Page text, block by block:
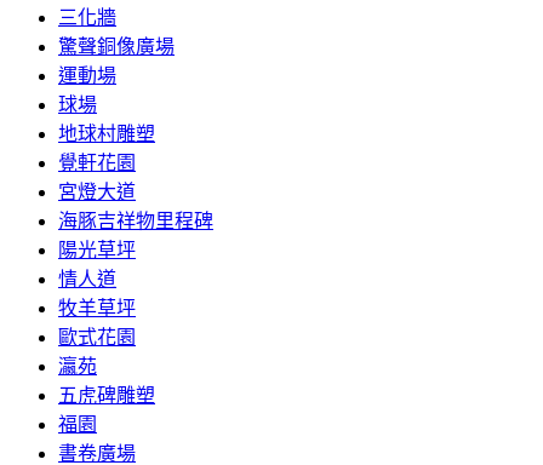
三化牆
驚聲銅像廣場
運動場
球場
地球村雕塑
覺軒花園
宮燈大道
海豚吉祥物里程碑
陽光草坪
情人道
牧羊草坪
歐式花園
瀛苑
五虎碑雕塑
福園
書卷廣場